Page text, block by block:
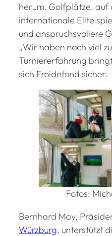
herum. Golfplätze, auf
internationale Elite
und anspruchsvollere
„Wir haben noch viel
Turniererfahrung
sich Froidefond sicher.
Fotos:
Bernhard May,
Würzburg, unterstützt